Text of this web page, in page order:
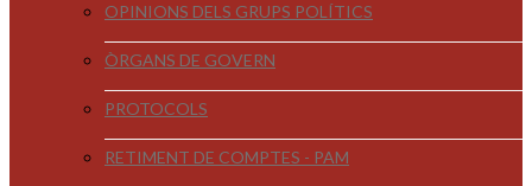
OPINIONS DELS GRUPS POLÍTICS
ÒRGANS DE GOVERN
PROTOCOLS
RETIMENT DE COMPTES - PAM